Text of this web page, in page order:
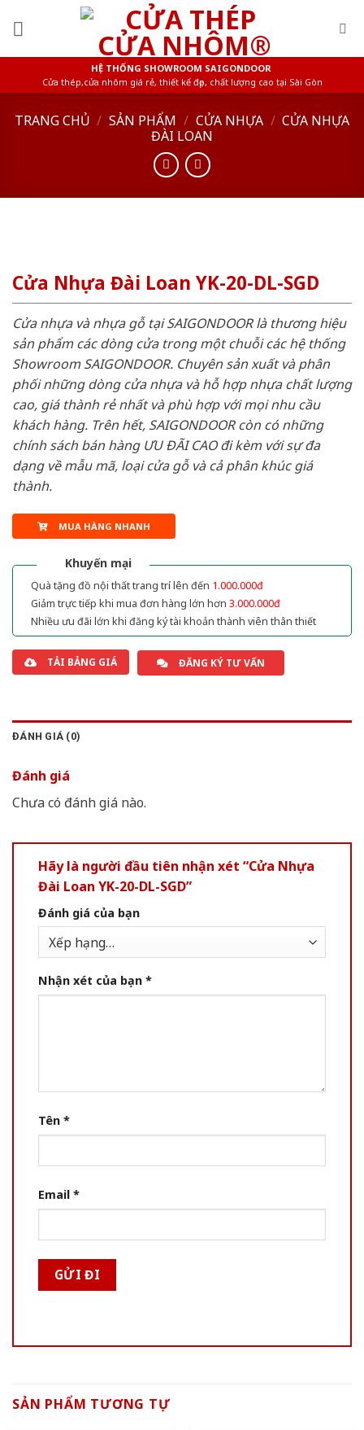
HỆ THỐNG SHOWROOM SAIGONDOOR
Cửa thép,cửa nhôm giá rẻ, thiết kế đẹp, chất lượng cao tại Sài Gòn
TRANG CHỦ / SẢN PHẨM / CỬA NHỰA / CỬA NHỰA
ĐÀI LOAN
Cửa Nhựa Đài Loan YK-20-DL-SGD
Cửa nhựa và nhựa gỗ tại SAIGONDOOR là thương hiệu
sản phẩm các dòng cửa trong một chuỗi các hệ thống
Showroom SAIGONDOOR. Chuyên sản xuất và phân
phối những dòng cửa nhựa và hỗ hợp nhựa chất lượng
cao, giá thành rẻ nhất và phù hợp với mọi nhu cầu
khách hàng. Trên hết, SAIGONDOOR còn có những
chính sách bán hàng ƯU ĐÃI CAO đi kèm với sự đa
dạng về mẫu mã, loại cửa gỗ và cả phân khúc giá
thành.
MUA HÀNG NHANH
Khuyến mại
Quà tặng đồ nội thất trang trí lên đến 1.000.000đ
Giảm trực tiếp khi mua đơn hàng lớn hơn 3.000.000đ
Nhiều ưu đãi lớn khi đăng ký tài khoản thành viên thân thiết
TẢI BẢNG GIÁ ĐĂNG KÝ TƯ VẤN
ĐÁNH GIÁ (0)
Đánh giá
Chưa có đánh giá nào.
Hãy là người đầu tiên nhận xét “Cửa Nhựa
Đài Loan YK-20-DL-SGD”
Đánh giá của bạn
Nhận xét của bạn *
Tên *
Email *
SẢN PHẨM TƯƠNG TỰ